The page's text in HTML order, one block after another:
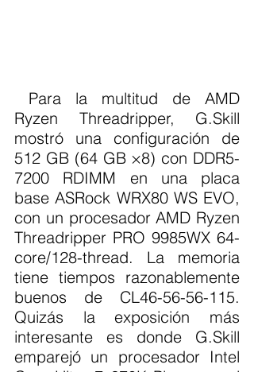
Ryzen Threadripper, G.Skill
mostró una configuración de
512 GB (64 GB ×8) con DDR5-
7200 RDIMM en una placa
base ASRock WRX80 WS EVO,
con un procesador AMD Ryzen
Threadripper PRO 9985WX 64-
core/128-thread. La memoria
tiene tiempos razonablemente
buenos de CL46-56-56-115.
Quizás la exposición más
interesante es donde G.Skill
emparejó un procesador Intel